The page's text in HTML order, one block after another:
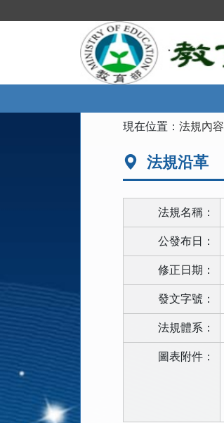
到
現在位置：法規內容
法規沿革
法規名稱：
公發布日：
修正日期：
發文字號：
法規體系：
圖表附件：